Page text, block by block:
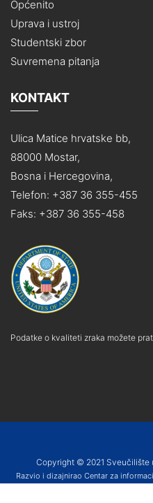
Općenito
Uprava i ustroj
Studentski zbor
Suvremena pitanja
KONTAKT
Ulica Matice hrvatske bb,
88000 Mostar,
Bosna i Hercegovina,
Telefon: +387 36 355-455
Faks: +387 36 355-458
Podatke o kvaliteti zraka možete
Copyright © 2021 Sveučilište
Razvio i dizajnirao Centar za